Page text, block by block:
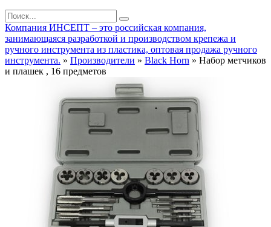
Компания ИНСЕПТ – это российская компания,
занимающаяся разработкой и производством крепежа и
ручного инструмента из пластика, оптовая продажа ручного
инструмента. » Производители » Black Horn » Набор метчиков
и плашек , 16 предметов